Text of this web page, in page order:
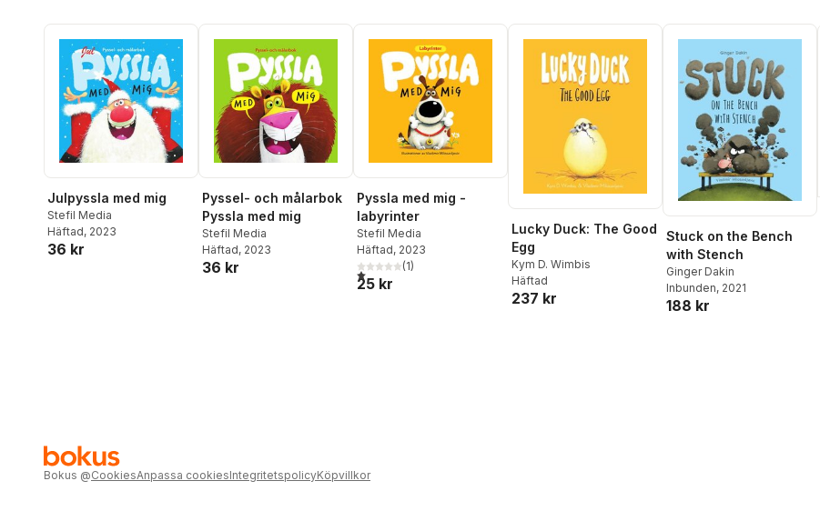
Julpyssla med mig
Stefil Media
Häftad, 2023
36 kr
Pyssel- och målarbok
Pyssla med mig
Stefil Media
Häftad, 2023
36 kr
Pyssla med mig -
labyrinter
Stefil Media
Häftad, 2023
1,0utav 5 stjärnor. Totalt antal röster:
(1)
25 kr
Lucky Duck: The Good
Egg
Kym D. Wimbis
Häftad
237 kr
Stuck on the Bench
with Stench
Ginger Dakin
Inbunden, 2021
188 kr
Bokus @CookiesAnpassa cookiesIntegritetspolicyKöpvillkor